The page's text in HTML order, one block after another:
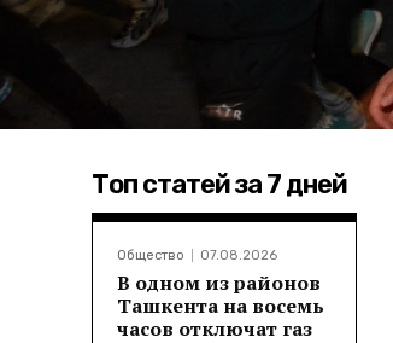
Топ статей за 7 дней
Общество 07.08.2026
В одном из районов
Ташкента на восемь
часов отключат газ